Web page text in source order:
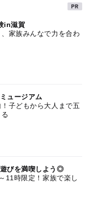
in滋賀
家族みんなで力を合わ
ュージアム
子どもから大人まで五
びを満喫しよう◎
11時限定！家族で楽し